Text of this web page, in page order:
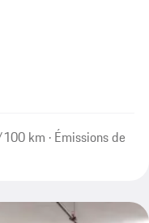
km · Émissions de